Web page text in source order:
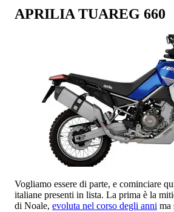
APRILIA TUAREG 660
Vogliamo essere di parte, e cominciare
italiane presenti in lista. La prima è la
di Noale, evoluta nel corso degli anni ma